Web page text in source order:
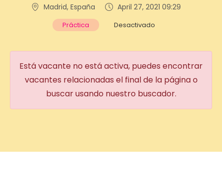
Madrid, España
April 27, 2021 09:29
Práctica Desactivado
Está vacante no está activa, puedes encontrar
vacantes relacionadas el final de la página o
buscar usando nuestro buscador.